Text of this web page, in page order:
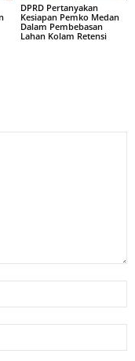
DPRD Pertanyakan
Kesiapan Pemko Medan
Dalam Pembebasan
Lahan Kolam Retensi